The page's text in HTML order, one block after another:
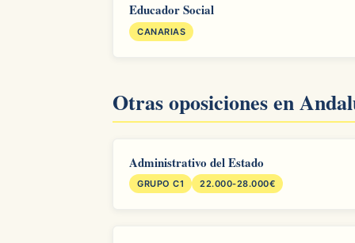
Educador Social
CANARIAS
Otras oposiciones en
Administrativo del Estado
GRUPO C1 22.000-28.000€